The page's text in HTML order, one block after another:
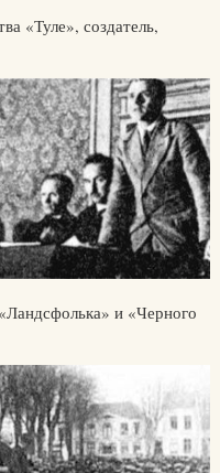
«Туле», создатель,
и «Черного